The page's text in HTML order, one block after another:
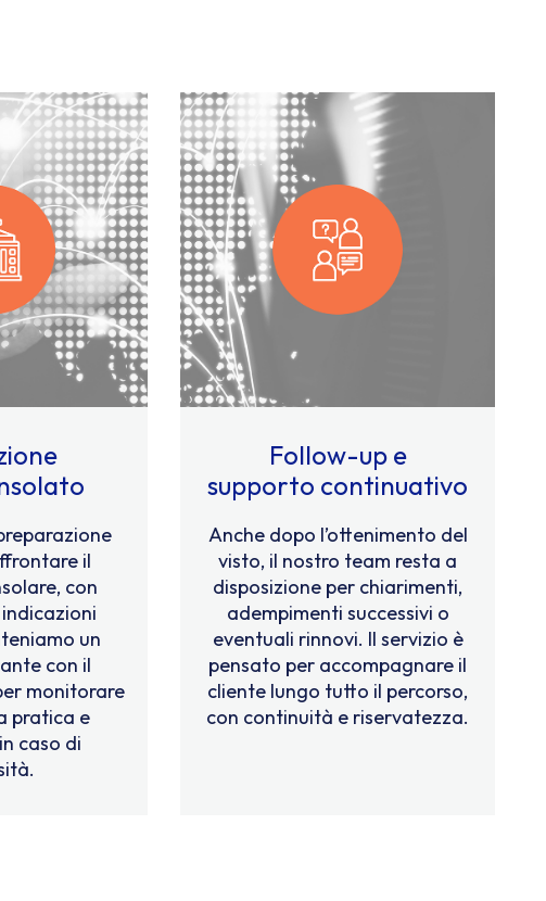
il
con
un
con il
monitorare
pratica e
caso di
Follow-up e
supporto continuativo
Anche dopo l’ottenimento del
visto, il nostro team resta a
disposizione per chiarimenti,
adempimenti successivi o
eventuali rinnovi. Il servizio è
pensato per accompagnare il
cliente lungo tutto il percorso,
con continuità e riservatezza.